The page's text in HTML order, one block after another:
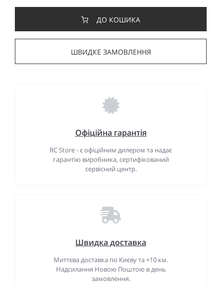
ДО КОШИКА
ШВИДКЕ ЗАМОВЛЕННЯ
Офіційна гарантія
RC Store - є офіційним дилером та надає
гарантію виробника, сертифікований
сервісний центр.
Швидка доставка
Миттєва доставка по Києву та +10 км.
Надсилання Новою Поштою в день
замовлення.